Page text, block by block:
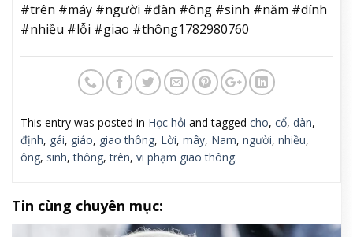
#trên #máy #người #đàn #ông #sinh #năm #dính
#nhiều #lỗi #giao #thông1782980760
This entry was posted in Học hỏi and tagged cho, cổ, dàn,
định, gái, giáo, giao thông, Lời, mây, Nam, người, nhiều,
ông, sinh,thông,trên, vi phạm giao thông.
Tin cùng chuyên mục: